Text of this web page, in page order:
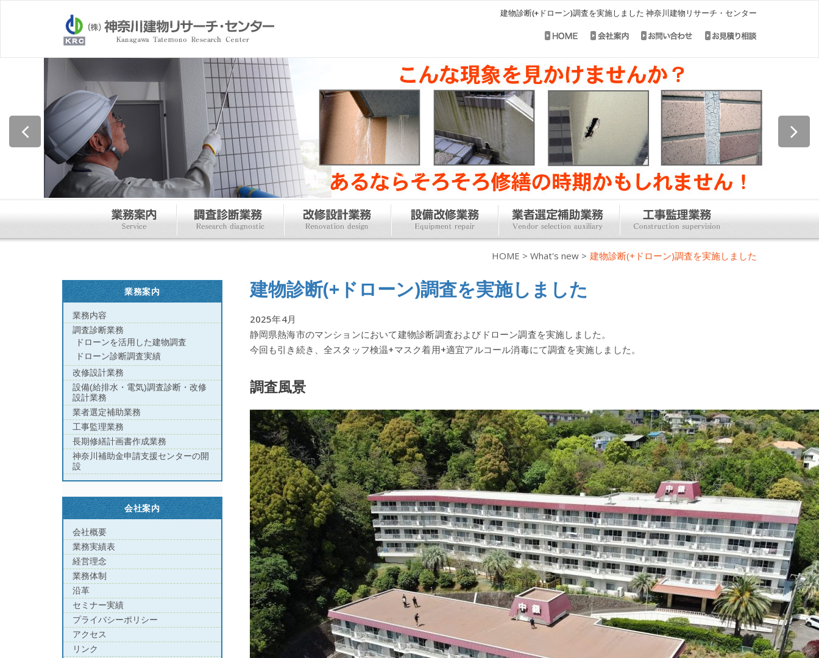
建物診断(+ドローン)調査を実施しました 神奈川建物リサーチ・センター
HOME > What's new > 建物診断(+ドローン)調査を実施しました
建物診断(+ドローン)調査を実施しました
2025年4月
静岡県熱海市のマンションにおいて建物診断調査およびドローン調査を実施しました。
今回も引き続き、全スタッフ検温+マスク着用+適宜アルコール消毒にて調査を実施しました。
調査風景
業務案内
業務内容
調査診断業務
ドローンを活用した建物調査
ドローン診断調査実績
改修設計業務
設備(給排水・電気)調査診断・改修
設計業務
業者選定補助業務
工事監理業務
長期修繕計画書作成業務
神奈川補助金申請支援センターの開
設
会社案内
会社概要
業務実績表
経営理念
業務体制
沿革
セミナー実績
プライバシーポリシー
アクセス
リンク